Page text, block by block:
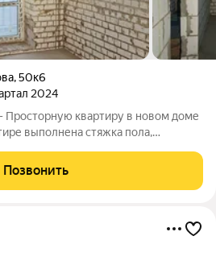
,50к6
2024
квартиру в новом доме
выполнена стяжка пола,
установлена входная
Позвонить